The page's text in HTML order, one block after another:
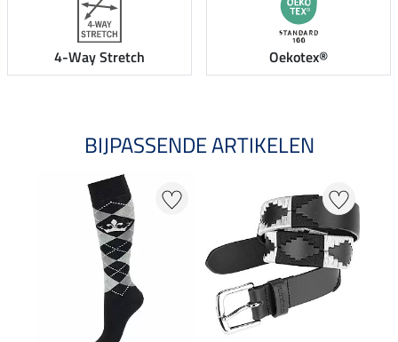
4-Way Stretch Oekotex®
BIJPASSENDE ARTIKELEN